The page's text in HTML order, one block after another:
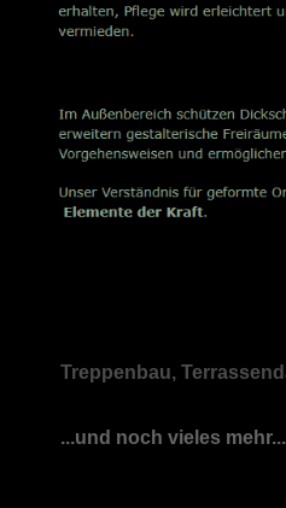
Treppenbau,
...und noch vieles mehr...